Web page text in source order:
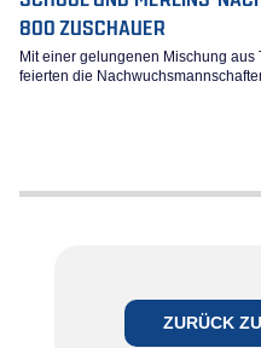
800 ZUSCHAUER
Mit einer gelungenen Mischung
feierten die
ZURÜCK